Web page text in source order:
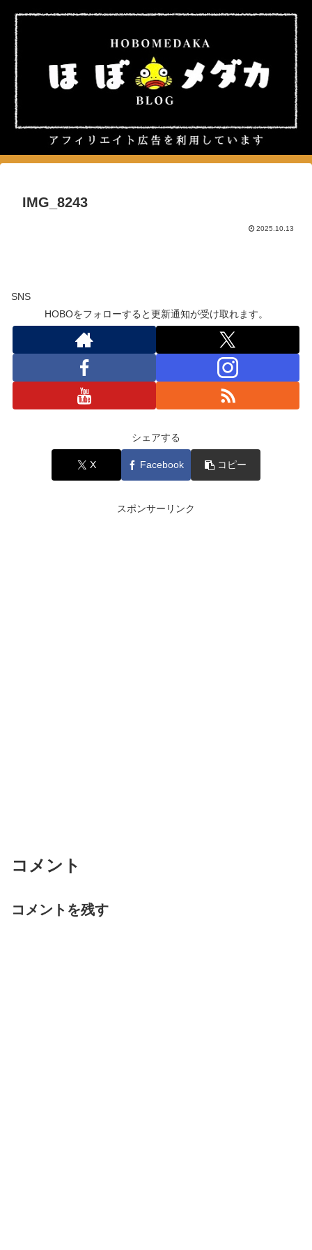
IMG_8243
2025.10.13
SNS
HOBOをフォローすると更新通知が受け取れます。
シェアする
X Facebook コピー
スポンサーリンク
コメント
コメントを残す